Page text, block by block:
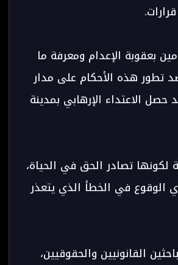
بعقوبة الإعدام ومعرفة ما
هذه الأحكام على مدار
يعود لسنة 2003، حيث كان قد حصل الاعتداء الإرهابي بمدينة
لكونها تصادر الحق في الحياة،
الوقوع في الخطأ الذي يتعذر
القانونيين والحقوقيين،